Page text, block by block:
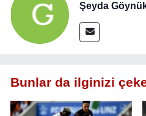
Şeyda
Bunlar da ilginizi